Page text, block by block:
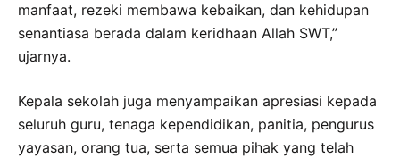
manfaat, rezeki membawa kebaikan, dan kehidupan
senantiasa berada dalam keridhaan Allah SWT,”
ujarnya.
Kepala sekolah juga menyampaikan apresiasi kepada
seluruh guru, tenaga kependidikan, panitia, pengurus
yayasan, orang tua, serta semua pihak yang telah